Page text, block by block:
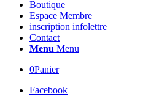
Boutique
Espace Membre
inscription infolettre
Contact
Menu Menu
0Panier
Facebook